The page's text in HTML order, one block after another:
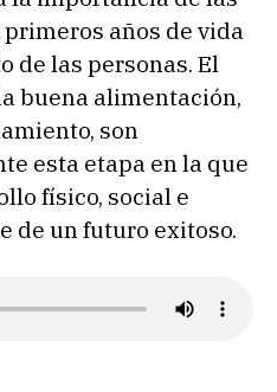
años de vida
de las personas. El
buena alimentación,
son
esta etapa en la que
físico, social e
de un futuro exitoso.